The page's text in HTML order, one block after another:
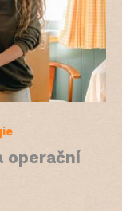
operační